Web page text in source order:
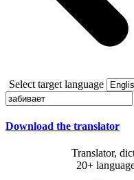
Select target language
Download the translator
Translator,
20+